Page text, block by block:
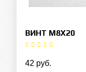
ВИНТ M8X20
42 руб.